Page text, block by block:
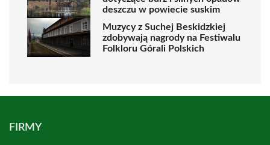
deszczu w powiecie suskim
Muzycy z Suchej Beskidzkiej
zdobywają nagrody na Festiwalu
Folkloru Górali Polskich
FIRMY